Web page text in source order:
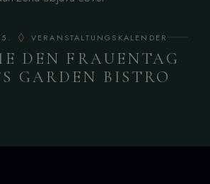
VERANSTALTUNGSKALENDER
DEN FRAUENTAG
GARDEN BISTRO